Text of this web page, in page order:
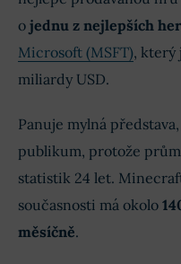
o jednu z nejlepších
Microsoft (MSFT), který
miliardy USD.
Panuje mylná
publikum, protože
statistik 24 let.
současnosti má okolo
měsíčně.